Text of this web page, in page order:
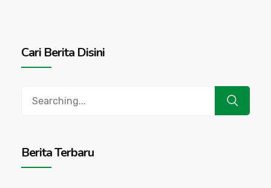
Cari Berita Disini
Berita Terbaru